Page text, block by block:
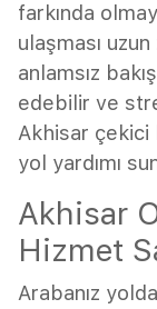
farkında
ulaşması
anlamsız
edebilir ve
Akhisar çekici
yol yardımı
Akhisar
Hizmet
Arabanız